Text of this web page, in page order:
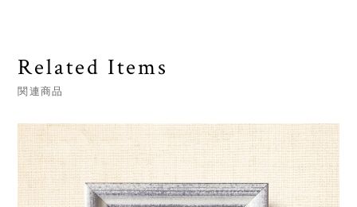
Related Items
関連商品